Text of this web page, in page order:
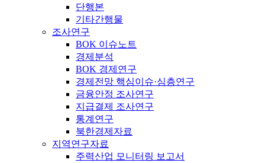
단행본
기타간행물
조사연구
BOK 이슈노트
경제분석
BOK 경제연구
경제전망 핵심이슈·심층연구
금융안정 조사연구
지급결제 조사연구
통계연구
북한경제자료
지역연구자료
주력산업 모니터링 보고서